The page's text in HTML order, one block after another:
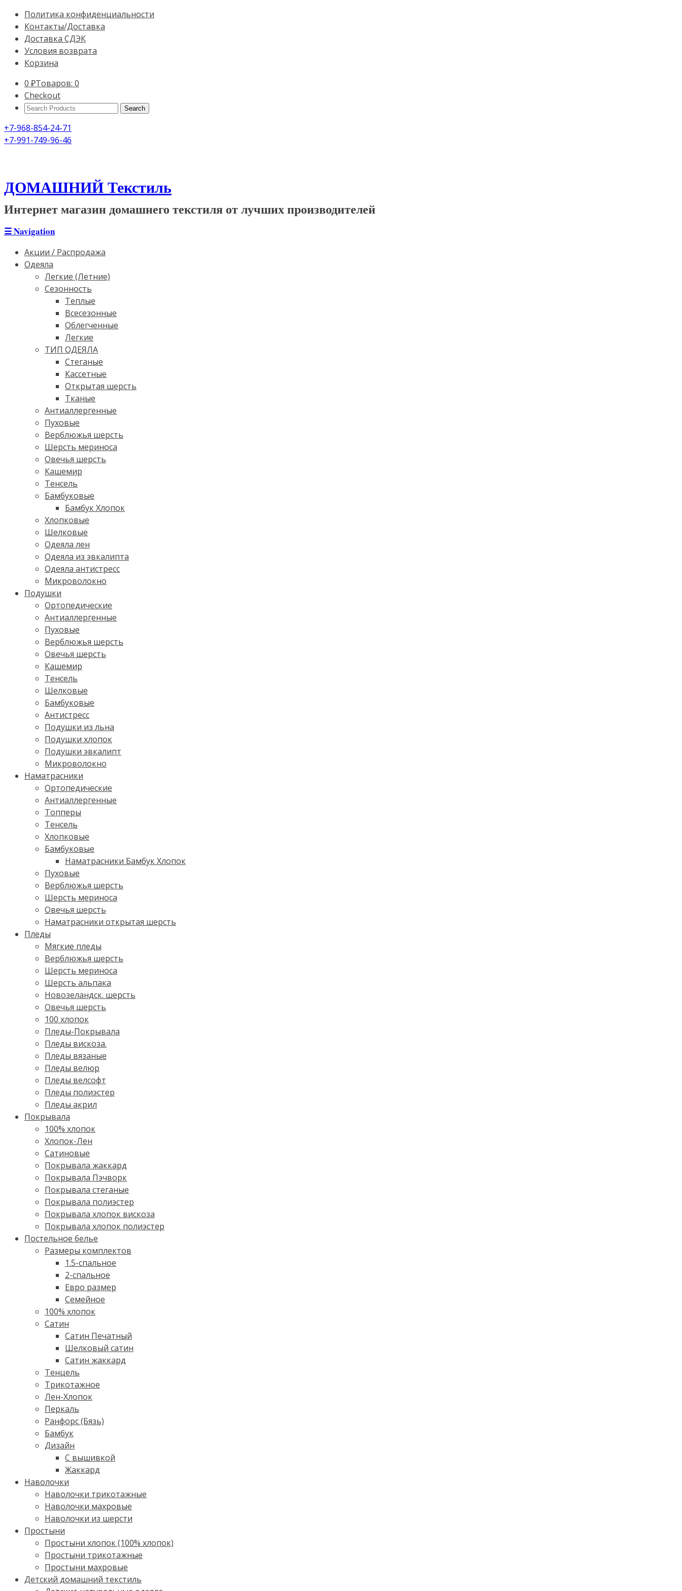
Политика конфиденциальности
Контакты/Доставка
Доставка СДЭК
Условия возврата
Корзина
0 ₽Товаров: 0
Checkout
Search
+7-968-854-24-71
+7-991-749-96-46
ДОМАШНИЙ Текстиль
Интернет магазин домашнего текстиля от лучших производителей
☰Navigation
Акции / Распродажа
Одеяла
Легкие (Летние)
Сезонность
Теплые
Всесезонные
Облегченные
Легкие
ТИП ОДЕЯЛА
Стеганые
Кассетные
Открытая шерсть
Тканые
Антиаллергенные
Пуховые
Верблюжья шерсть
Шерсть мериноса
Овечья шерсть
Кашемир
Тенсель
Бамбуковые
Бамбук Хлопок
Хлопковые
Шелковые
Одеяла лен
Одеяла из эвкалипта
Одеяла антистресс
Микроволокно
Подушки
Ортопедические
Антиаллергенные
Пуховые
Верблюжья шерсть
Овечья шерсть
Кашемир
Тенсель
Шелковые
Бамбуковые
Антистресс
Подушки из льна
Подушки хлопок
Подушки эвкалипт
Микроволокно
Наматрасники
Ортопедические
Антиаллергенные
Топперы
Тенсель
Хлопковые
Бамбуковые
Наматрасники Бамбук Хлопок
Пуховые
Верблюжья шерсть
Шерсть мериноса
Овечья шерсть
Наматрасники открытая шерсть
Пледы
Мягкие пледы
Верблюжья шерсть
Шерсть мериноса
Шерсть альпака
Новозеландск. шерсть
Овечья шерсть
100 хлопок
Пледы-Покрывала
Пледы вискоза.
Пледы вязаные
Пледы велюр
Пледы велсофт
Пледы полиэстер
Пледы акрил
Покрывала
100% хлопок
Хлопок-Лен
Сатиновые
Покрывала жаккард
Покрывала Пэчворк
Покрывала стеганые
Покрывала полиэстер
Покрывала хлопок вискоза
Покрывала хлопок полиэстер
Постельное белье
Размеры комплектов
1.5-спальное
2-спальное
Евро размер
Семейное
100% хлопок
Cатин
Сатин Печатный
Шелковый сатин
Сатин жаккард
Тенцель
Трикотажное
Лен-Хлопок
Перкаль
Ранфорс (Бязь)
Бамбук
Дизайн
С вышивкой
Жаккард
Наволочки
Наволочки трикотажные
Наволочки махровые
Наволочки из шерсти
Простыни
Простыни хлопок (100% хлопок)
Простыни трикотажные
Простыни махровые
Детский домашний текстиль